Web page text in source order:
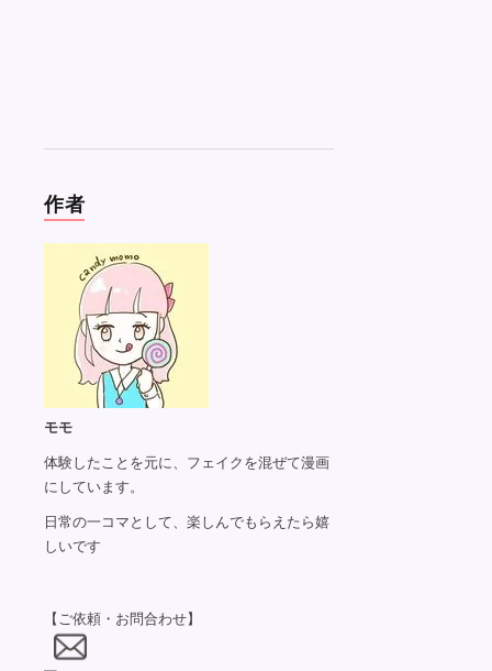
作者
モモ
体験したことを元に、フェイクを混ぜて漫画
にしています。
日常の一コマとして、楽しんでもらえたら嬉
しいです
【ご依頼・お問合わせ】